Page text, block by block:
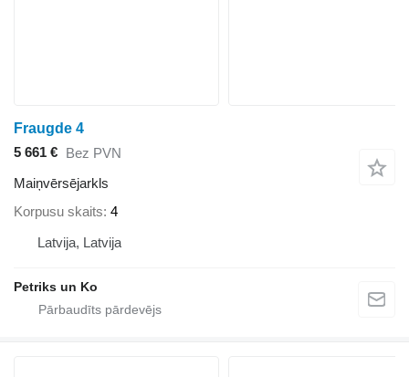
Fraugde 4
5 661 € Bez PVN
Maiņvērsējarkls
Korpusu skaits 4
Latvija, Latvija
Petriks un Ko